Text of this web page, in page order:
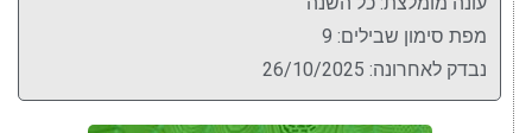
מפת סימון שבילים: 9
נבדק לאחרונה: 26/10/2025